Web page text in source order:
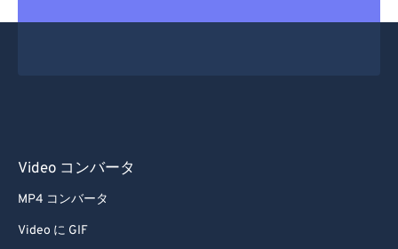
Video コンバータ
MP4 コンバータ
Video に GIF